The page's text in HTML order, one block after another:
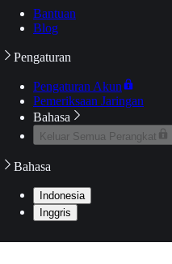
Bantuan
Blog
Pengaturan
Pengaturan Akun
Pemeriksaan Jaringan
Bahasa
Keluar Semua Perangkat
Bahasa
Indonesia
Inggris